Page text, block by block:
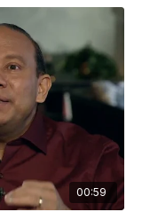
00:59